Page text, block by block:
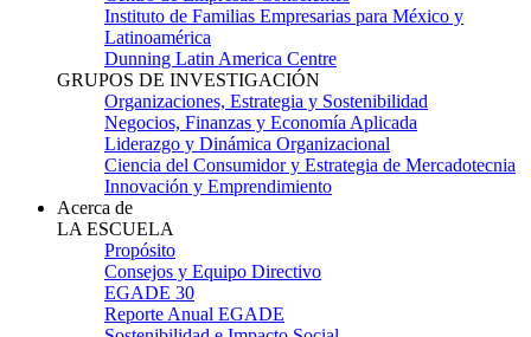
Instituto de Familias Empresarias para México y
Latinoamérica
Dunning Latin America Centre
GRUPOS DE INVESTIGACIÓN
Organizaciones, Estrategia y Sostenibilidad
Negocios, Finanzas y Economía Aplicada
Liderazgo y Dinámica Organizacional
Ciencia del Consumidor y Estrategia de Mercadotecnia
Innovación y Emprendimiento
Acerca de
LA ESCUELA
Propósito
Consejos y Equipo Directivo
EGADE 30
Reporte Anual EGADE